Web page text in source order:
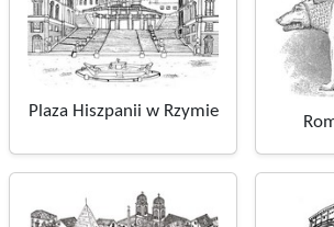
Plaza Hiszpanii w Rzymie